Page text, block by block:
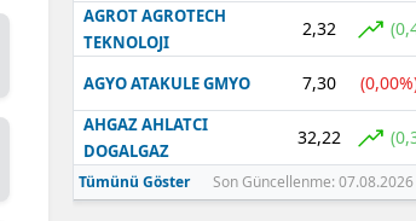
AGROT AGROTECH
TEKNOLOJI
2,32
AGYO ATAKULE GMYO 7,30
AHGAZ AHLATCI
DOGALGAZ
32,22
Tümünü Göster Son Güncellenme: